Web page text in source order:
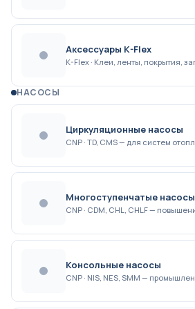
Аксессуары K-Flex
НАСОСЫ
Циркуляционные насосы
Многоступенчатые насосы
Консольные насосы